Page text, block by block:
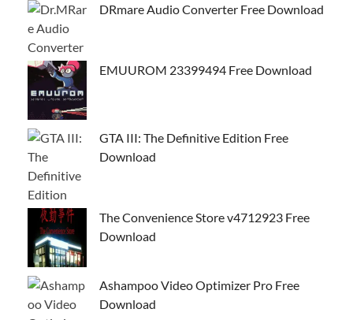
DRmare Audio Converter Free Download
EMUUROM 23399494 Free Download
GTA III: The Definitive Edition Free
Download
The Convenience Store v4712923 Free
Download
Ashampoo Video Optimizer Pro Free
Download